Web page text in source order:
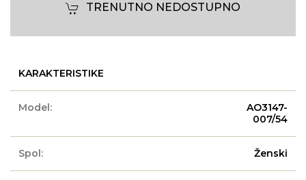
TRENUTNO NEDOSTUPNO
KARAKTERISTIKE
Model:
AO3147-
007/54
Spol: Ženski